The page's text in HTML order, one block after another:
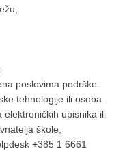
poslovima podrške
tehnologije ili osoba
elektroničkih upisnika ili
škole,
+385 1 6661